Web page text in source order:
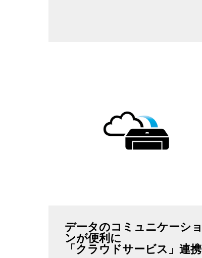
データのコミュニケーショ
ンが便利に
「クラウドサービス」連携